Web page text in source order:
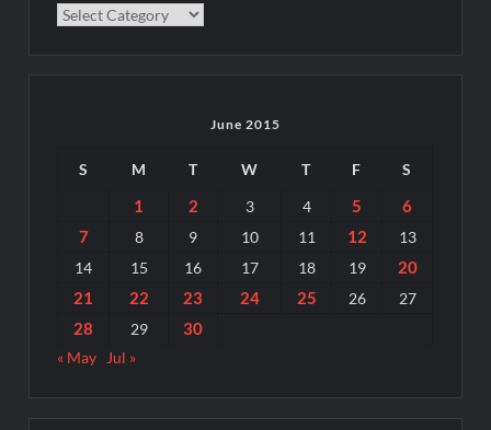
Categories
June 2015
S M T W T F S
1 2 3 4 5
6
7
8 9 10 11 12
13
14
15 16 17 18 19
20
21
22 23 24 25 26 27
28 29 30
« May Jul »